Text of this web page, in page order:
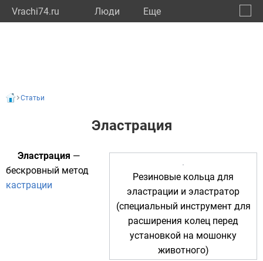
Vrachi74.ru Люди Eще
Статьи
Эластрация
Резиновые кольца для
эластрации и эластратор
(специальный инструмент для
расширения колец перед
установкой на мошонку
животного)
Эластрация —
бескровный метод
кастрации